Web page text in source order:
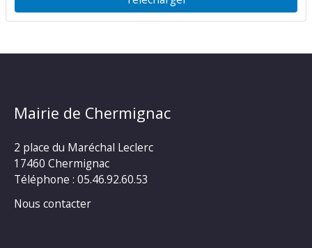
Mairie de Chermignac
2 place du Maréchal Leclerc
17460 Chermignac
Téléphone : 05.46.92.60.53
Nous contacter